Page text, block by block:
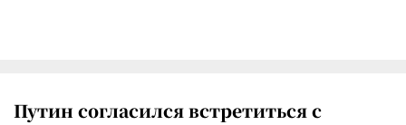
Путин согласился встретиться с